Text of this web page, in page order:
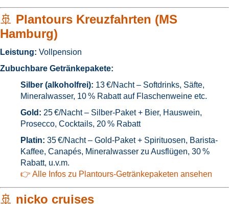
🚢 Plantours Kreuzfahrten (MS
Hamburg)
Leistung: Vollpension
Zubuchbare Getränkepakete:
Silber (alkoholfrei): 13 €/Nacht – Softdrinks, Säfte,
Mineralwasser, 10 % Rabatt auf Flaschenweine etc.
Gold: 25 €/Nacht – Silber-Paket + Bier, Hauswein,
Prosecco, Cocktails, 20 % Rabatt
Platin: 35 €/Nacht – Gold-Paket + Spirituosen, Barista-
Kaffee, Canapés, Mineralwasser zu Ausflügen, 30 %
Rabatt, u.v.m.
👉 Alle Infos zu Plantours-Getränkepaketen ansehen
🚢 nicko cruises